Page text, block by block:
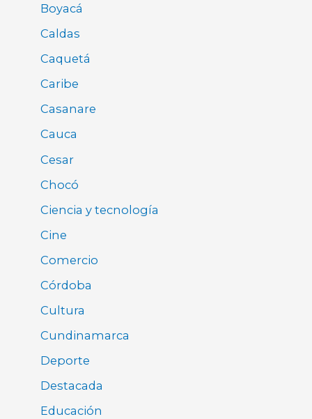
Boyacá
Caldas
Caquetá
Caribe
Casanare
Cauca
Cesar
Chocó
Ciencia y tecnología
Cine
Comercio
Córdoba
Cultura
Cundinamarca
Deporte
Destacada
Educación